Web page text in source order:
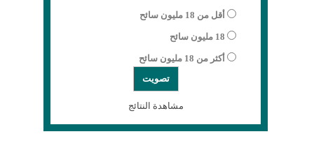
أقل من 18 مليون سائح
18 مليون سائح
أكثر من 18 مليون سائح
مشاهدة النتائج